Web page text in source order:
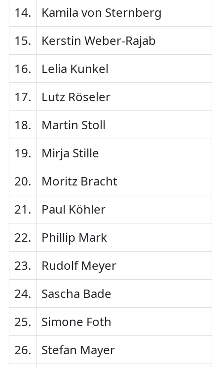
14.
Kamila von Sternberg
15.
Kerstin Weber-Rajab
16.
Lelia Kunkel
17.
Lutz Röseler
18.
Martin Stoll
19.
Mirja Stille
20.
Moritz Bracht
21.
Paul Köhler
22.
Phillip Mark
23.
Rudolf Meyer
24.
Sascha Bade
25.
Simone Foth
26.
Stefan Mayer